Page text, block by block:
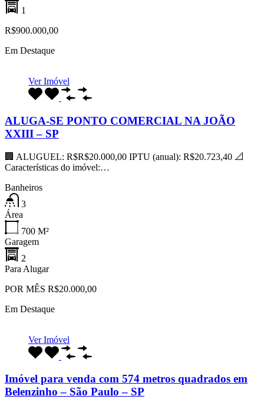
1
R$900.000,00
Em Destaque
Ver Imóvel
ALUGA-SE PONTO COMERCIAL NA JOÃO
XXIII – SP
🏢 ALUGUEL: R$R$20.000,00 IPTU (anual): R$20.723,40 📐
Características do imóvel:…
Banheiros
3
Área
700 M²
Garagem
2
Para Alugar
POR MÊS R$20.000,00
Em Destaque
Ver Imóvel
Imóvel para venda com 574 metros quadrados em
Belenzinho – São Paulo – SP